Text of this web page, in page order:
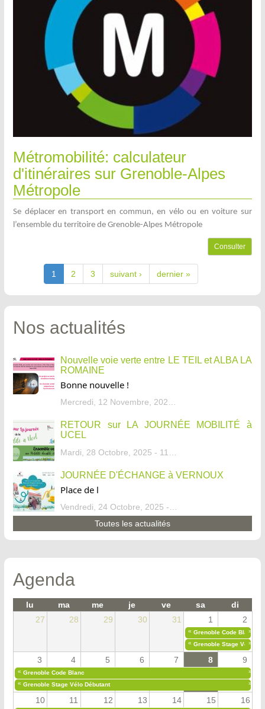
Métromobilité: calculateur
d'itinéraires sur Grenoble-Alpes
Métropole
Se déplacer en transport en commun, en vélo ou en voiture sur
l’ensemble du territoire de Grenoble-Alpes Métropole
Consulter
1 2 3 suivant › dernier »
Nos actualités
Nouvelle voie verte entre LE TEIL et ALBA LA
ROMAINE
Bonne nouvelle !
RETOUR sur LA JOURNÉE MOBILITÉ à
UCEL
JOURNÉE D'ÉCHANGE à VERNOUX
Place de l
Toutes les actualités
Agenda
lu ma me je ve sa
di
27
28 29 30 31 1 2
« Grenoble Code Blanc
»
« Grenoble Stage Vélo
»
3 4 5 6 7 8 9
« Grenoble Code Blanc
»
« Grenoble Stage Vélo Débutant »
10 11 12 13 14 15 16